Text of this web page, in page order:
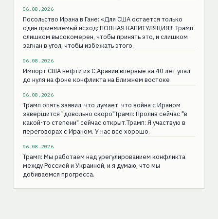
06.08.2026
Посольство Ирана в Гане: «Для США остаeтся только
один приемлемый исход: ПОЛНАЯ КАПИТУЛЯЦИЯ!!! Трамп
слишком высокомерен, чтобы принять это, и слишком
загнан в угол, чтобы избежать этого.
06.08.2026
Импорт США нефти из С.Аравии впервые за 40 лет упал
до нуля на фоне конфликта на Ближнем востоке
06.08.2026
Трамп опять заявил, что думает, что война с Ираном
завершится "довольно скоро"Трамп: Пролив сейчас "в
какой-то степени" сейчас открыт.Трамп: Я участвую в
переговорах с Ираном. У нас все хорошо.
06.08.2026
Трамп: Мы работаем над урегулированием конфликта
между Россией и Украиной, и я думаю, что мы
добиваемся прогресса.